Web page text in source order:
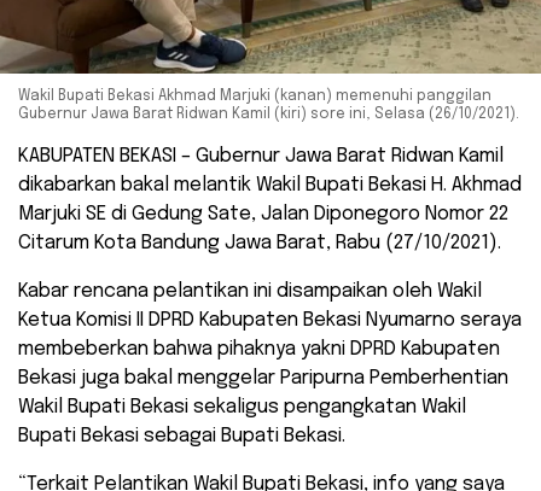
Wakil Bupati Bekasi Akhmad Marjuki (kanan) memenuhi panggilan
Gubernur Jawa Barat Ridwan Kamil (kiri) sore ini, Selasa (26/10/2021).
KABUPATEN BEKASI – Gubernur Jawa Barat Ridwan Kamil
dikabarkan bakal melantik Wakil Bupati Bekasi H. Akhmad
Marjuki SE di Gedung Sate, Jalan Diponegoro Nomor 22
Citarum Kota Bandung Jawa Barat, Rabu (27/10/2021).
Kabar rencana pelantikan ini disampaikan oleh Wakil
Ketua Komisi II DPRD Kabupaten Bekasi Nyumarno seraya
membeberkan bahwa pihaknya yakni DPRD Kabupaten
Bekasi juga bakal menggelar Paripurna Pemberhentian
Wakil Bupati Bekasi sekaligus pengangkatan Wakil
Bupati Bekasi sebagai Bupati Bekasi.
“Terkait Pelantikan Wakil Bupati Bekasi, info yang saya